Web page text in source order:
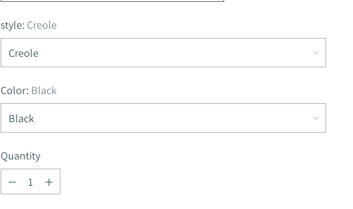
style: Creole
Color: Black
Quantity
Quantity